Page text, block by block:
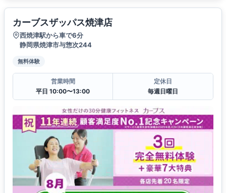
カーブスザッパス焼津店
西焼津駅から車で6分
静岡県焼津市与惣次244
無料体験
営業時間
平日 10:00〜13:00
定休日
毎週日曜日